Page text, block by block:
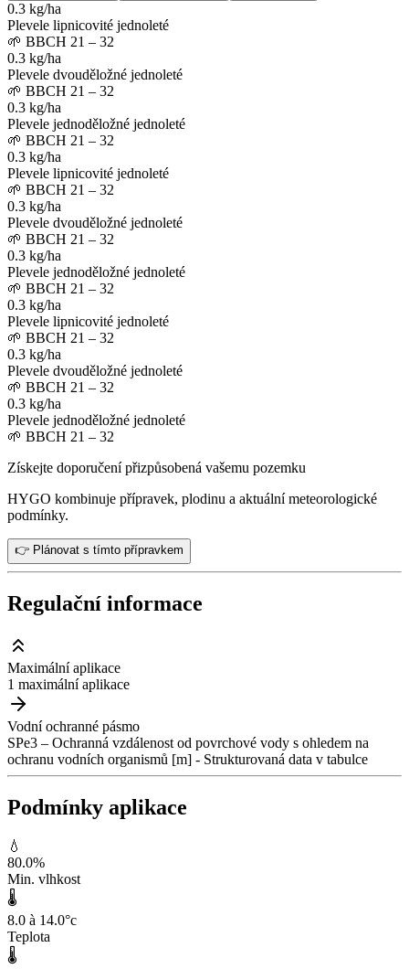
0.3 kg/ha
Plevele lipnicovité jednoleté
🌱 BBCH 21 – 32
0.3 kg/ha
Plevele dvouděložné jednoleté
🌱 BBCH 21 – 32
0.3 kg/ha
Plevele jednoděložné jednoleté
🌱 BBCH 21 – 32
0.3 kg/ha
Plevele lipnicovité jednoleté
🌱 BBCH 21 – 32
0.3 kg/ha
Plevele dvouděložné jednoleté
🌱 BBCH 21 – 32
0.3 kg/ha
Plevele jednoděložné jednoleté
🌱 BBCH 21 – 32
0.3 kg/ha
Plevele lipnicovité jednoleté
🌱 BBCH 21 – 32
0.3 kg/ha
Plevele dvouděložné jednoleté
🌱 BBCH 21 – 32
0.3 kg/ha
Plevele jednoděložné jednoleté
🌱 BBCH 21 – 32
Získejte doporučení přizpůsobená vašemu pozemku
HYGO kombinuje přípravek, plodinu a aktuální meteorologické
podmínky.
👉 Plánovat s tímto přípravkem
Regulační informace
Maximální aplikace
1 maximální aplikace
Vodní ochranné pásmo
SPe3 – Ochranná vzdálenost od povrchové vody s ohledem na
ochranu vodních organismů [m] - Strukturovaná data v tabulce
Podmínky aplikace
💧
80.0%
Min. vlhkost
🌡️
8.0 à 14.0°c
Teplota
🌡️